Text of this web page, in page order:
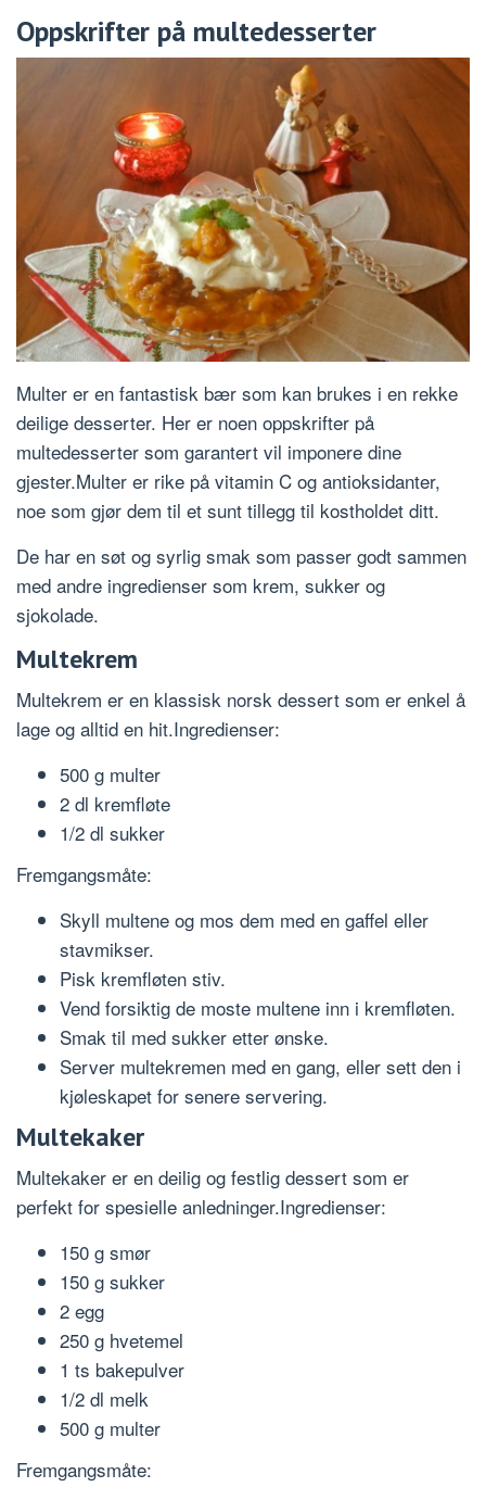
Oppskrifter på multedesserter
Multer er en fantastisk bær som kan brukes i en rekke
deilige desserter. Her er noen oppskrifter på
multedesserter som garantert vil imponere dine
gjester.Multer er rike på vitamin C og antioksidanter,
noe som gjør dem til et sunt tillegg til kostholdet ditt.
De har en søt og syrlig smak som passer godt sammen
med andre ingredienser som krem, sukker og
sjokolade.
Multekrem
Multekrem er en klassisk norsk dessert som er enkel å
lage og alltid en hit.Ingredienser:
500 g multer
2 dl kremfløte
1/2 dl sukker
Fremgangsmåte:
Skyll multene og mos dem med en gaffel eller
stavmikser.
Pisk kremfløten stiv.
Vend forsiktig de moste multene inn i kremfløten.
Smak til med sukker etter ønske.
Server multekremen med en gang, eller sett den i
kjøleskapet for senere servering.
Multekaker
Multekaker er en deilig og festlig dessert som er
perfekt for spesielle anledninger.Ingredienser:
150 g smør
150 g sukker
2 egg
250 g hvetemel
1 ts bakepulver
1/2 dl melk
500 g multer
Fremgangsmåte: